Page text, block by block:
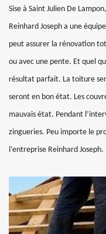
Sise à Saint Julien De
Reinhard Joseph a une
peut assurer la rénovation
ou avec une pente. Et quel
résultat parfait. La toiture
seront en bon état. Les
mauvais état. Pendant
zingueries. Peu importe le
l’entreprise Reinhard Joseph.